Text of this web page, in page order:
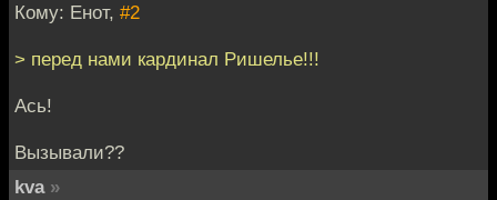
Кому: Енот, #2
> перед нами кардинал Ришелье!!!
Ась!
Вызывали??
kva »